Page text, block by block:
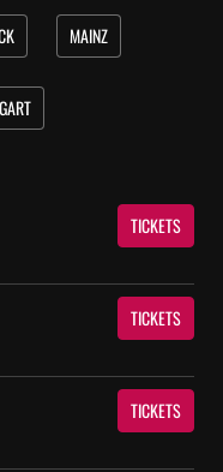
MAINZ
TICKETS
TICKETS
TICKETS